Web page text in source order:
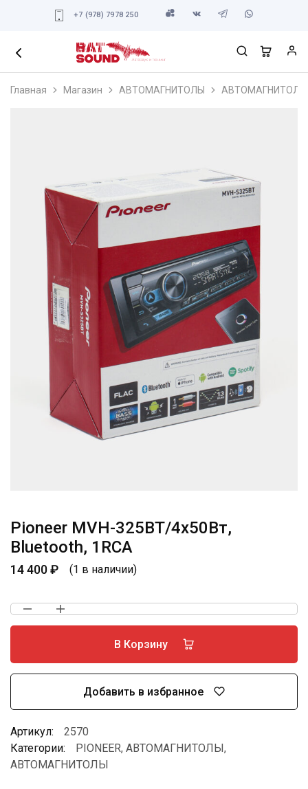
+7 (978) 7978 250
Главная Магазин АВТОМАГНИТОЛЫ АВТОМАГНИТОЛЫ
Pioneer MVH-325BT/4х50Вт,
Bluetooth, 1RCA
14 400₽ (1 в наличии)
В Корзину
Добавить в избранное
Артикул:
2570
Категории:
PIONEER, АВТОМАГНИТОЛЫ,
АВТОМАГНИТОЛЫ